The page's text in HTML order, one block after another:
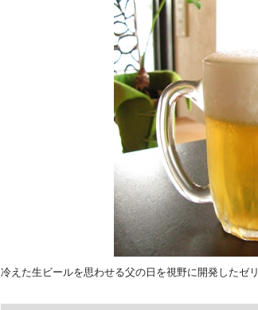
冷えた生ビールを思わせる父の日を視野に開発したゼ